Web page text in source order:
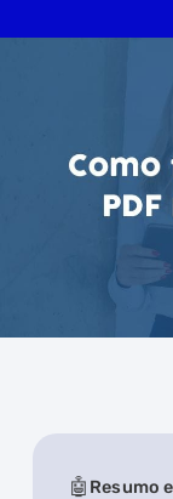
Resumo